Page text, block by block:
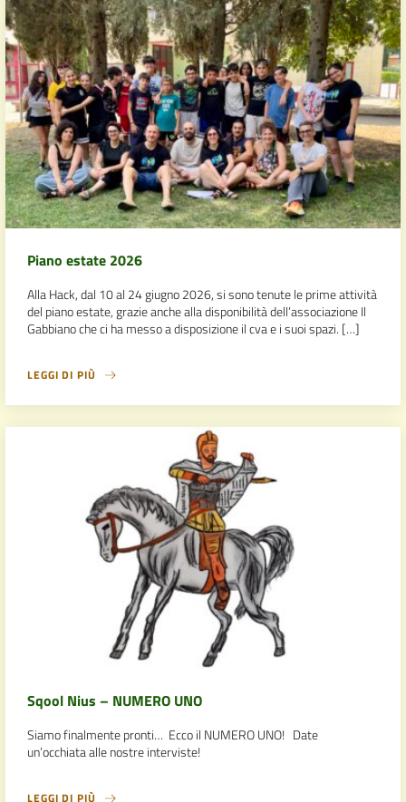
Piano estate 2026
Alla Hack, dal 10 al 24 giugno 2026, si sono tenute le prime attività
del piano estate, grazie anche alla disponibilità dell’associazione Il
Gabbiano che ci ha messo a disposizione il cva e i suoi spazi. […]
LEGGI DI PIÙ
Sqool Nius – NUMERO UNO
Siamo finalmente pronti… Ecco il NUMERO UNO! Date
un’occhiata alle nostre interviste!
LEGGI DI PIÙ